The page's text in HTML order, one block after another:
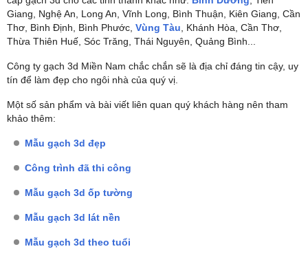
Giang, Nghệ An, Long An, Vĩnh Long, Bình Thuận, Kiên Giang, Cần
Thơ, Bình Định, Bình Phước, Vùng Tàu , Khánh Hòa, Cần Thơ,
Thừa Thiên Huế, Sóc Trăng, Thái Nguyên, Quảng Bình...
Công ty gạch 3d Miền Nam chắc chắn sẽ là địa chỉ đáng tin cậy, uy
tín để làm đẹp cho ngôi nhà của quý vị.
Một số sản phẩm và bài viết liên quan quý khách hàng nên tham
khảo thêm:
Mẫu gạch 3d đẹp
Công trình đã thi công
Mẫu gạch 3d ốp tường
Mẫu gạch 3d lát nền
Mẫu gạch 3d theo tuổi